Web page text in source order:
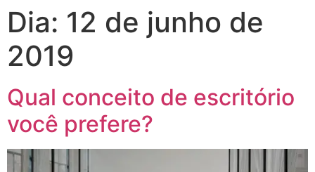
Dia: 12 de junho de
2019
Qual conceito de escritório
você prefere?